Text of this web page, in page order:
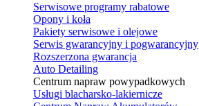
Serwisowe programy rabatowe
Opony i koła
Pakiety serwisowe i olejowe
Serwis gwarancyjny i pogwarancyjny
Rozszerzona gwarancja
Auto Detailing
Centrum napraw powypadkowych
Usługi blacharsko-lakiernicze